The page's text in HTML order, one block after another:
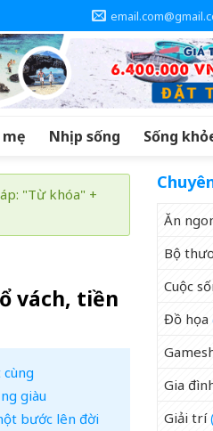
Nhịp sống Sống
"Từ khóa" +
vách, tiền
giàu
bước lên đời
Ăn
Bộ
Cuộc
Đồ họa
Gia
Giải trí